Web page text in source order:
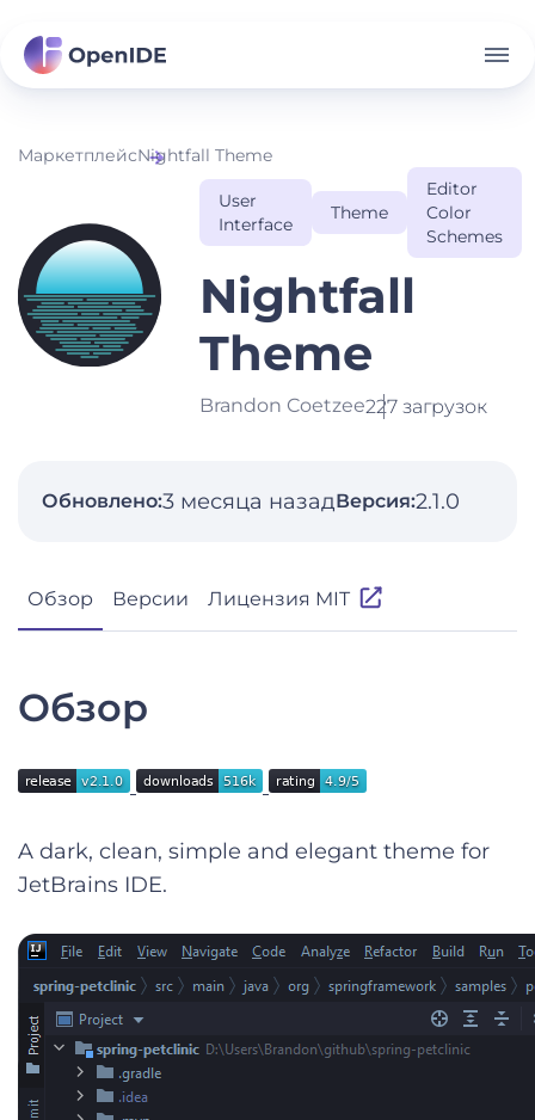
МаркетплейсNightfall Theme
User
Interface
Theme
Editor
Color
Schemes
Nightfall
Theme
Brandon Coetzee227 загрузок
Обновлено:3 месяца назадВерсия:2.1.0
Обзор Версии Лицензия MIT
Обзор
A dark, clean, simple and elegant theme for
JetBrains IDE.